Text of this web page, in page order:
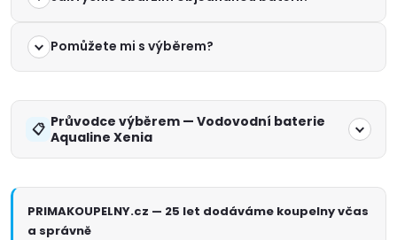
Pomůžete mi s výběrem?
Průvodce výběrem — Vodovodní baterie
Aqualine Xenia
PRIMAKOUPELNY.cz — 25 let dodáváme koupelny včas
a správně